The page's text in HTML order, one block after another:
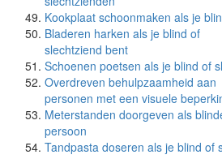
Kookplaat schoonmaken als je
Bladeren harken als je blind of
slechtziend bent
Schoenen poetsen als je blind of
Overdreven behulpzaamheid aan
personen met een visuele
Meterstanden doorgeven als
persoon
Tandpasta doseren als je blind of